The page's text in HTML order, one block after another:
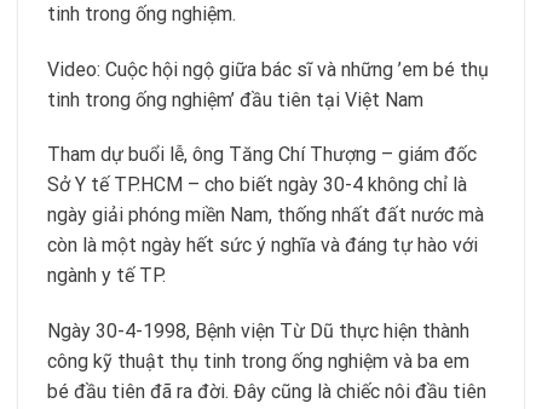
tinh trong ống nghiệm.
Video: Cuộc hội ngộ giữa bác sĩ và những ’em bé thụ
tinh trong ống nghiệm’ đầu tiên tại Việt Nam
Tham dự buổi lễ, ông Tăng Chí Thượng – giám đốc
Sở Y tế TP.HCM – cho biết ngày 30-4 không chỉ là
ngày giải phóng miền Nam, thống nhất đất nước mà
còn là một ngày hết sức ý nghĩa và đáng tự hào với
ngành y tế TP.
Ngày 30-4-1998, Bệnh viện Từ Dũ thực hiện thành
công kỹ thuật thụ tinh trong ống nghiệm và ba em
bé đầu tiên đã ra đời. Đây cũng là chiếc nôi đầu tiên